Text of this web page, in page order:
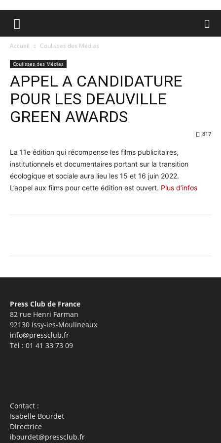
Accueil Coulisses des Médias
Coulisses des Médias
APPEL A CANDIDATURE
POUR LES DEAUVILLE
GREEN AWARDS
817
La 11e édition qui récompense les films publicitaires,
institutionnels et documentaires portant sur la transition
écologique et sociale aura lieu les 15 et 16 juin 2022.
L’appel aux films pour cette édition est ouvert. Plus d’infos
Press Club de France
82 rue Henri Farman
92130 Issy-les-Moulineaux
info@pressclub.fr
Tél : 01 41 33 73 09
Contact :
Isabelle Bourdet
Directrice
ibourdet@pressclub.fr